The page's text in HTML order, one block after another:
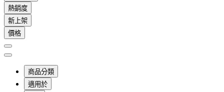
熱銷度
新上架
價格
商品分類
適用於